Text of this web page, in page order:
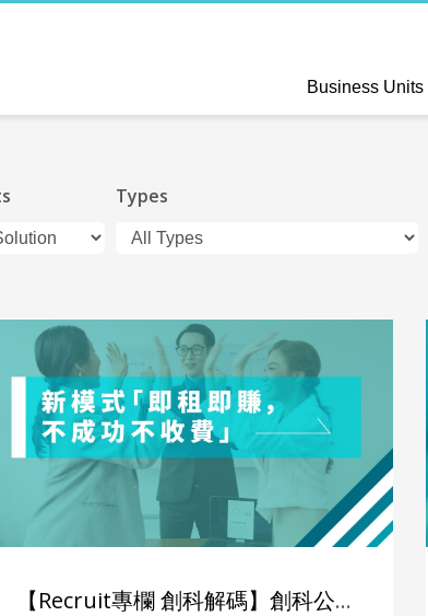
Business Units
Types
【Recruit專欄 創科解碼】創科公司也可以「不成功不收費」？